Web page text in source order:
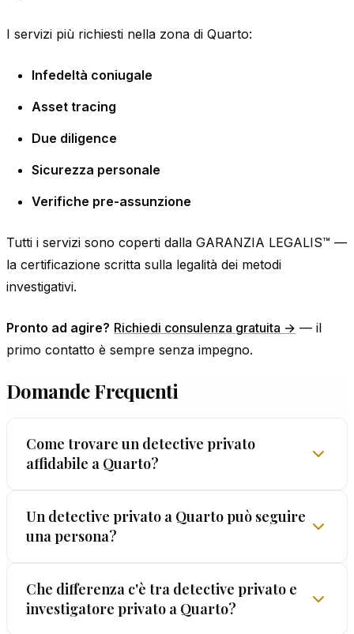
I servizi più richiesti nella zona di Quarto:
Infedeltà coniugale
Asset tracing
Due diligence
Sicurezza personale
Verifiche pre-assunzione
Tutti i servizi sono coperti dalla GARANZIA LEGALIS™ —
la certificazione scritta sulla legalità dei metodi
investigativi.
Pronto ad agire? Richiedi consulenza gratuita → — il
primo contatto è sempre senza impegno.
Domande Frequenti
Come trovare un detective privato
affidabile a Quarto?
Non fermarti alle apparenze: verifica sempre
licenza prefettizia, referenze reali e garanzie
standard certificati.
Un detective privato a Quarto può seguire
una persona?
Sì, un detective privato autorizzato può effettuare
pedinamenti e osservazioni nel rispetto della
Che differenza c'è tra detective privato e
investigatore privato a Quarto?